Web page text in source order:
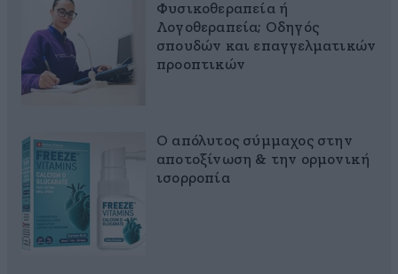
Φυσικοθεραπεία ή
Λογοθεραπεία; Οδηγός
σπουδών και επαγγελματικών
προοπτικών
Ο απόλυτος σύμμαχος στην
αποτοξίνωση & την ορμονική
ισορροπία